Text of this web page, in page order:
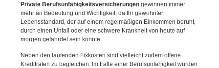
Private Berufsunfähigkeitsversicherungen gewinnen immer
mehr an Bedeutung und Wichtigkeit, da Ihr gewohnter
Lebensstandard, der auf einem regelmäßigen Einkommen beruht,
durch einen Unfall oder eine schwere Krankheit von heute auf
morgen gefährdet sein könnte.
Neben den laufenden Fixkosten sind vielleicht zudem offene
Kreditraten zu begleichen. Im Falle einer Berufsunfähigkeit würden